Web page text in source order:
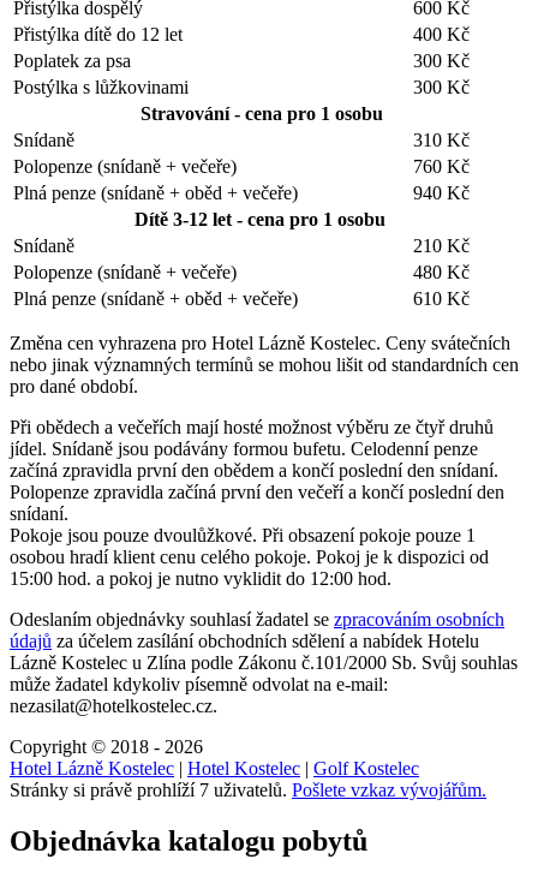
Přistýlka dospělý
600 Kč
Přistýlka dítě do 12 let
400 Kč
Poplatek za psa
300 Kč
Postýlka s lůžkovinami
300 Kč
Stravování - cena pro 1 osobu
Snídaně
310 Kč
Polopenze (snídaně + večeře)
760 Kč
Plná penze (snídaně + oběd + večeře)
940 Kč
Dítě 3-12 let - cena pro 1 osobu
Snídaně
210 Kč
Polopenze (snídaně + večeře)
480 Kč
Plná penze (snídaně + oběd + večeře)
610 Kč
Změna cen vyhrazena pro Hotel Lázně Kostelec. Ceny svátečních
nebo jinak významných termínů se mohou lišit od standardních cen
pro dané období.
Při obědech a večeřích mají hosté možnost výběru ze čtyř druhů
jídel. Snídaně jsou podávány formou bufetu. Celodenní penze
začíná zpravidla první den obědem a končí poslední den snídaní.
Polopenze zpravidla začíná první den večeří a končí poslední den
snídaní.
Pokoje jsou pouze dvoulůžkové. Při obsazení pokoje pouze 1
osobou hradí klient cenu celého pokoje. Pokoj je k dispozici od
15:00 hod. a pokoj je nutno vyklidit do 12:00 hod.
Odeslaním objednávky souhlasí žadatel se zpracováním osobních
údajů za účelem zasílání obchodních sdělení a nabídek Hotelu
Lázně Kostelec u Zlína podle Zákonu č.101/2000 Sb. Svůj souhlas
může žadatel kdykoliv písemně odvolat na e-mail:
nezasilat@hotelkostelec.cz.
Copyright © 2018 - 2026
Hotel Lázně Kostelec | Hotel Kostelec | Golf Kostelec
Stránky si právě prohlíží 7 uživatelů. Pošlete vzkaz vývojářům.
Objednávka katalogu pobytů